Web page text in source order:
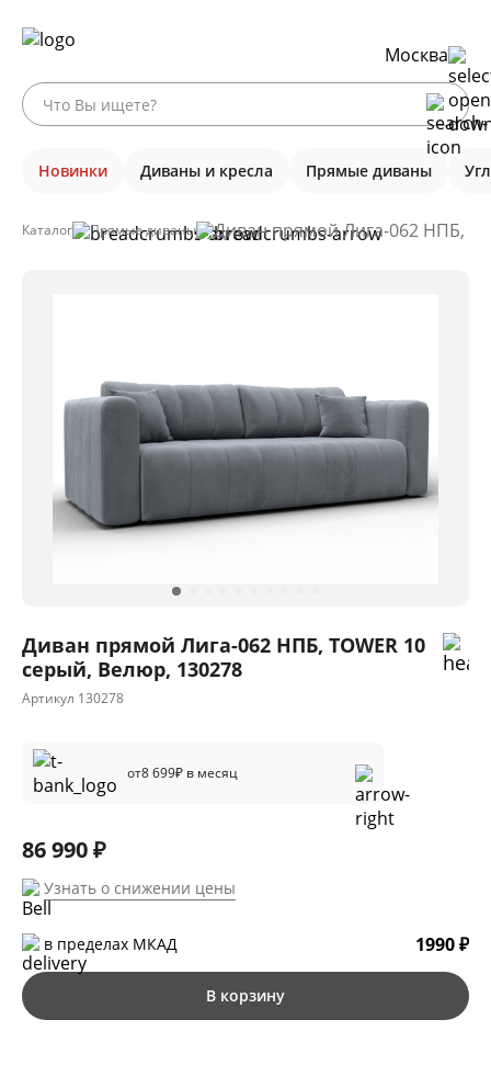
Москва
Новинки Диваны и кресла Прямые диваны
Каталог Прямые диваны Диван прямой Лига-062 НПБ,
Диван прямой Лига-062 НПБ, TOWER 10
серый, Велюр, 130278
Артикул 130278
от8 699₽ в месяц
86 990 ₽
Узнать о снижении цены
в пределах МКАД 1990 ₽
В корзину